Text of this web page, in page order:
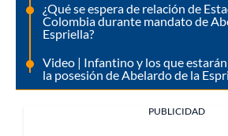
¿Qué se espera de relación de
Colombia durante mandato de
Espriella?
Video | Infantino y los que
la posesión de Abelardo de la
PUBLICIDAD